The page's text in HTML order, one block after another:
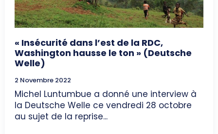
« Insécurité dans l’est de la RDC,
Washington hausse le ton » (Deutsche
Welle)
2 Novembre 2022
Michel Luntumbue a donné une interview à
la Deutsche Welle ce vendredi 28 octobre
au sujet de la reprise...